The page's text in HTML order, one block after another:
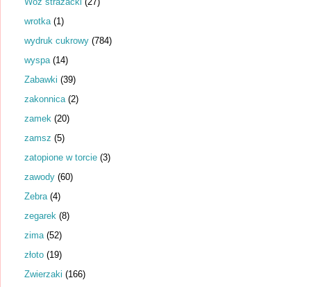
wrotka (1)
wydruk cukrowy (784)
wyspa (14)
Zabawki (39)
zakonnica (2)
zamek (20)
zamsz (5)
zatopione w torcie (3)
zawody (60)
Zebra (4)
zegarek (8)
zima (52)
złoto (19)
Zwierzaki (166)